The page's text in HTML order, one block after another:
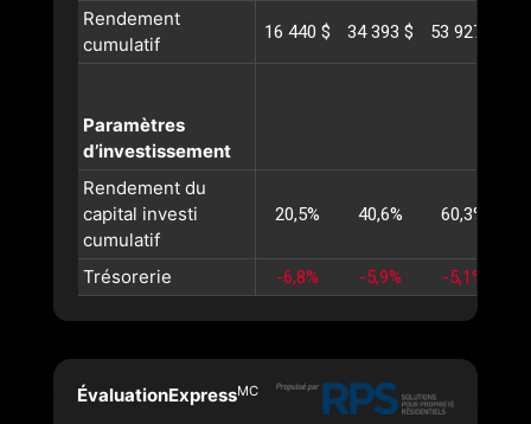
Rendement
cumulatif
16 440 $ 34 393 $ 53 927 $
Paramètres
d’investissement
Rendement du
capital investi
cumulatif
20,5% 40,6% 60,3%
Trésorerie -6,8% -5,9% -5,1%
ÉvaluationExpressMC